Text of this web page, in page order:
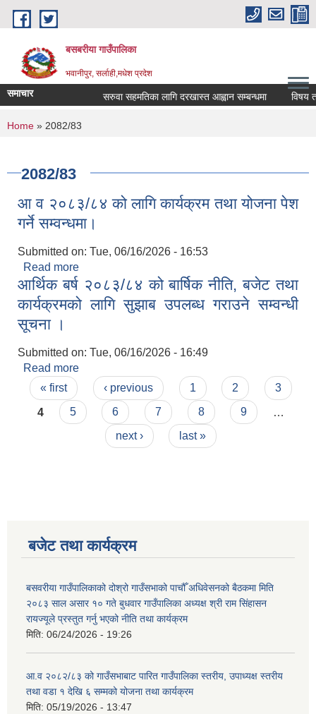
Skip to main content
बसबरीया गाउँपालिका
भवानीपुर, सर्लाही,मधेश प्रदेश
समाचार सरुवा सहमतिका लागि दरखास्त आह्वान सम्बन्धमा विषय
You are here
Home » 2082/83
2082/83
आ व २०८३/८४ को लागि कार्यक्रम तथा योजना पेश
गर्ने सम्वन्धमा।
Submitted on: Tue, 06/16/2026 - 16:53
Read more
गर्ने सम्वन्धमा।
आर्थिक बर्ष २०८३/८४ को बार्षिक नीति, बजेट तथा
कार्यक्रमको लागि सुझाब उपलब्ध गराउने सम्वन्धी
सूचना ।
Submitted on: Tue, 06/16/2026 - 16:49
Read more
कार्यक्रमको लागि सुझाब उपलब्ध गराउने सम्वन्धी सूचना ।
Pages
« first ‹ previous 1 2
3
4
5 6 7 8 9
next ›
last »
बजेट तथा कार्यक्रम
बसवरीया गाउँपालिकाको दोश्रो गाउँसभाको पाचौँ अधिवेसनको बैठकमा मिति
२०८३ साल असार १० गते बुधवार गाउँपालिका अध्यक्ष श्री राम सिंहासन
रायज्यूले प्रस्तुत गर्नु भएको नीति तथा कार्यक्रम
मिति: 06/24/2026 - 19:26
आ.व २०८२/८३ को गाउँसभाबाट पारित गाउँपालिका स्तरीय, उपाध्यक्ष स्तरीय
तथा वडा १ देखि ६ सम्मको योजना तथा कार्यक्रम
मिति: 05/19/2026 - 13:47